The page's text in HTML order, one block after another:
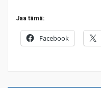
Jaa tämä:
Facebook